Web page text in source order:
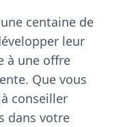
centaine de
leur
à une offre
Que vous
conseiller
dans votre